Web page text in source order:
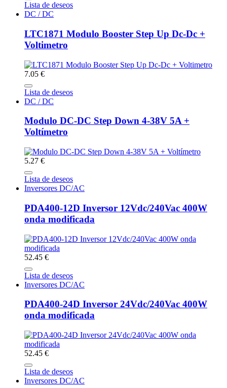
Lista de deseos
DC / DC
LTC1871 Modulo Booster Step Up Dc-Dc +
Voltimetro
7.05 €
Lista de deseos
DC / DC
Modulo DC-DC Step Down 4-38V 5A +
Voltímetro
5.27 €
Lista de deseos
Inversores DC/AC
PDA400-12D Inversor 12Vdc/240Vac 400W
onda modificada
52.45 €
Lista de deseos
Inversores DC/AC
PDA400-24D Inversor 24Vdc/240Vac 400W
onda modificada
52.45 €
Lista de deseos
Inversores DC/AC